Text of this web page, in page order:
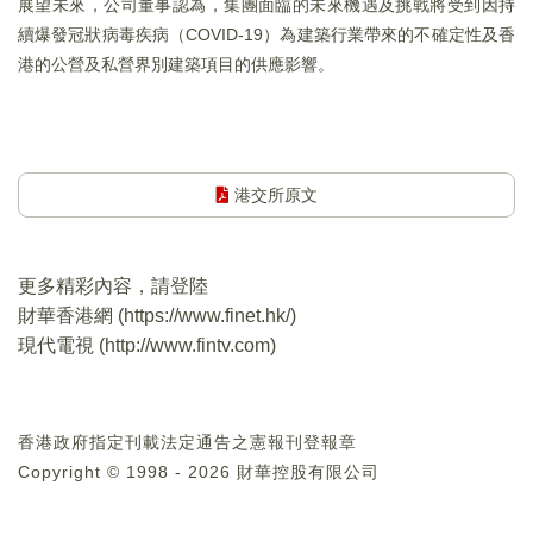
展望未來，公司董事認為，集團面臨的未來機遇及挑戰將受到因持
續爆發冠狀病毒疾病（COVID-19）為建築行業帶來的不確定性及香
港的公營及私營界別建築項目的供應影響。
港交所原文
更多精彩內容，請登陸
財華香港網 (https://www.finet.hk/)
現代電視 (http://www.fintv.com)
香港政府指定刊載法定通告之憲報刊登報章
Copyright © 1998 - 2026 財華控股有限公司